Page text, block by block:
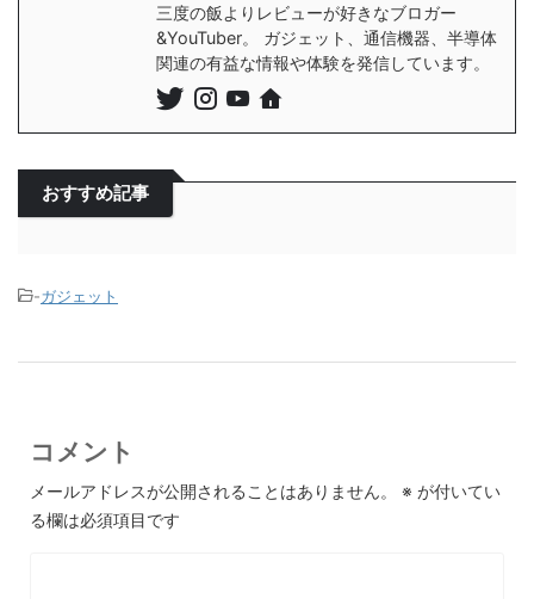
三度の飯よりレビューが好きなブロガー
&YouTuber。 ガジェット、通信機器、半導体
関連の有益な情報や体験を発信しています。
おすすめ記事
-ガジェット
コメント
メールアドレスが公開されることはありません。 ※ が付いてい
る欄は必須項目です